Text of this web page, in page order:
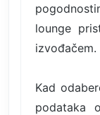
lounge
izvođačem.
Kad
podataka